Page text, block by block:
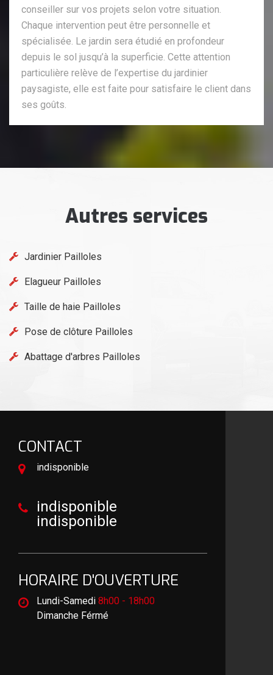
conseiller sur vos projets selon votre situation.
Chaque intervention peut être personnelle et
spécialisée. Le jardin sera étudié en profondeur
depuis le sol jusqu’à la superficie. Cette attention
particulière relève de l’expertise du jardinier
paysagiste, elle est faite pour satisfaire le client dans
ses goûts.
Autres services
Jardinier Pailloles
Elagueur Pailloles
Taille de haie Pailloles
Pose de clôture Pailloles
Abattage d'arbres Pailloles
CONTACT
indisponible
indisponible
indisponible
HORAIRE D'OUVERTURE
Lundi-Samedi 8h00 - 18h00
Dimanche Férmé